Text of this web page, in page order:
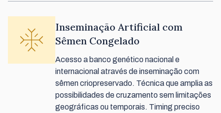
Inseminação Artificial com
Sêmen Congelado
Acesso a banco genético nacional e
internacional através de inseminação com
sêmen criopreservado. Técnica que amplia as
possibilidades de cruzamento sem limitações
geográficas ou temporais. Timing preciso